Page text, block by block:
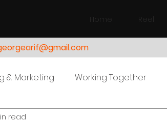
Home Reel
& Marketing Working Together
read